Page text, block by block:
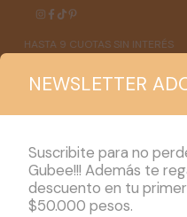
HASTA 9 CUOTAS SIN INTERÉS
PRODUCTOS
NEWSLETTER
Suscribite para no
Gubee!!! Además te
descuento en tu
$50.000 pesos.